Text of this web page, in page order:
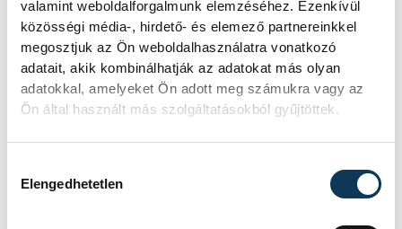
valamint weboldalforgalmunk elemzéséhez. Ezenkívül
közösségi média-, hirdető- és elemező partnereinkkel
megosztjuk az Ön weboldalhasználatra vonatkozó
adatait, akik kombinálhatják az adatokat más olyan
adatokkal, amelyeket Ön adott meg számukra vagy az
Ön által használt más szolgáltatásokból gyűjtöttek.
Elengedhetetlen
Mártha Imre, az MVM Zrt. egykori
vezérigazgatója ATV-n Rónai Egonnak
adott interjújában vázolta fel a Paksi
Atomerőmű előtt álló példátlan
szakember, aki korábban éveken át
fejlesztésekért és a paksi blokkok